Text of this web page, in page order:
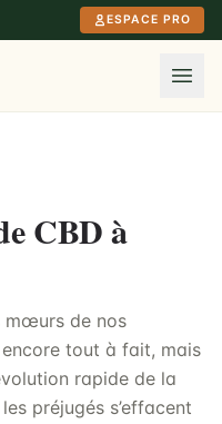
ESPACE PRO
CBD à
mœurs de nos
tout à fait, mais
rapide de la
préjugés s’effacent